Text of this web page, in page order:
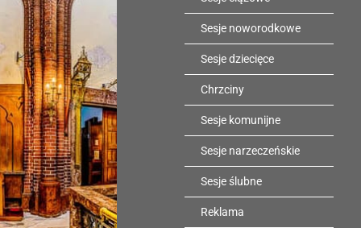
Sesje noworodkowe
Sesje dziecięce
Chrzciny
Sesje komunijne
Sesje narzeczeńskie
Sesje ślubne
Reklama